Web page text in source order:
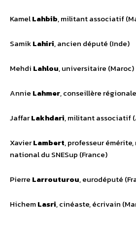
KamelLahbib, militant associatif
SamikLahiri, ancien député (Inde)
Mehdi Lahlou, universitaire (Maroc)
Annie Lahmer, conseillère
JaffarLakhdari, militant associatif
XavierLambert, professeur
national du SNESup (France)
Pierre Larrouturou, eurodéputé
HichemLasri, cinéaste, écrivain